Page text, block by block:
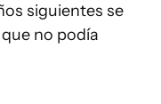
siguientes se
no podía